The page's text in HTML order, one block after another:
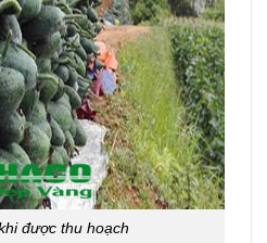
được thu hoạch